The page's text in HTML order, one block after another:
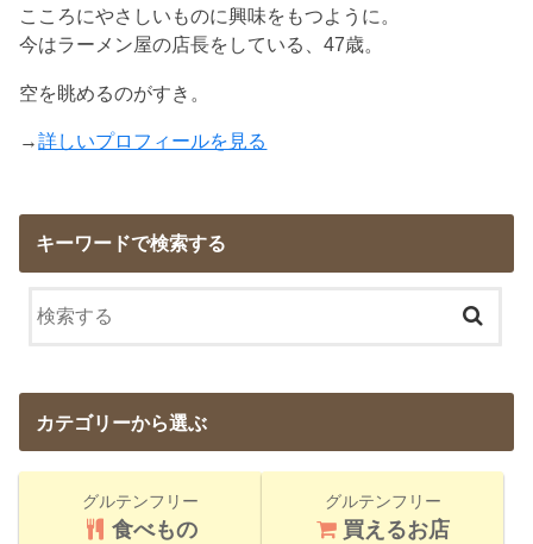
こころにやさしいものに興味をもつように。
今はラーメン屋の店長をしている、47歳。
空を眺めるのがすき。
→詳しいプロフィールを見る
キーワードで検索する
カテゴリーから選ぶ
グルテンフリー
食べもの
グルテンフリー
買えるお店